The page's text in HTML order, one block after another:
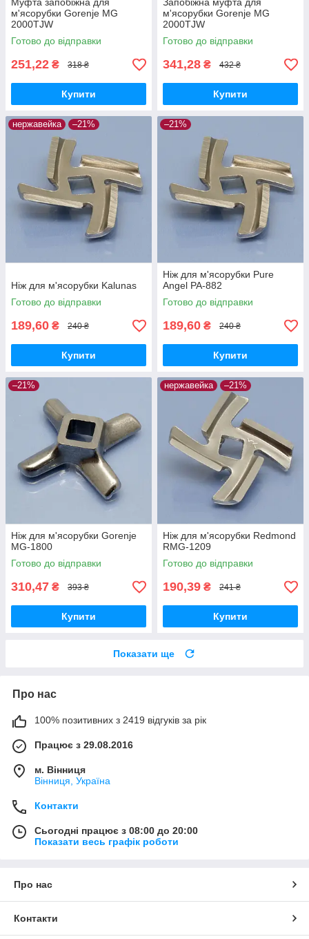
Муфта запобіжна для
м'ясорубки Gorenje MG
2000TJW
Готово до відправки
251,22 ₴ 318 ₴
Купити
Запобіжна муфта для
м'ясорубки Gorenje MG
2000TJW
Готово до відправки
341,28 ₴ 432 ₴
Купити
нержавейка –21%
Ніж для м'ясорубки Kalunas
Готово до відправки
189,60 ₴ 240 ₴
Купити
–21%
Ніж для м'ясорубки Pure
Angel PA-882
Готово до відправки
189,60 ₴ 240 ₴
Купити
–21%
Ніж для м'ясорубки Gorenje
MG-1800
Готово до відправки
310,47 ₴ 393 ₴
Купити
нержавейка –21%
Ніж для м'ясорубки Redmond
RMG-1209
Готово до відправки
190,39 ₴ 241 ₴
Купити
Показати ще
Про нас
100% позитивних з 2419 відгуків за рік
Працює з 29.08.2016
м. Вінниця
Вінниця, Україна
Контакти
Сьогодні працює з 08:00 до 20:00
Показати весь графік роботи
Про нас
Контакти